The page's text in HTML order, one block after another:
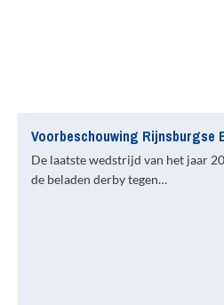
De laatste wedstrijd van het jaar
de beladen derby tegen…